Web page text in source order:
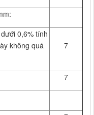
0,6% tính
không quá
7
7